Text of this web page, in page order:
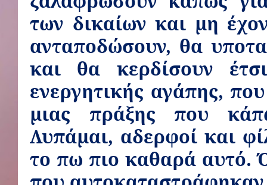
των δικαίων και μη
ανταποδώσουν, θα
και θα κερδίσουν
ενεργητικής αγάπης,
μιας πράξης που
Λυπάμαι, αδερφοί και
το πω πιο καθαρά αυτό.